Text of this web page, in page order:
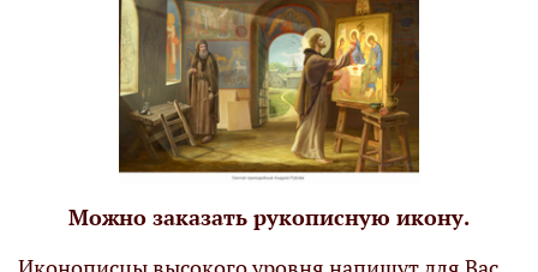
Можно заказать рукописную икону.